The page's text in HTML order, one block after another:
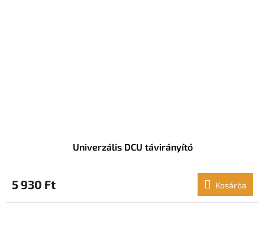
Univerzális DCU távirányító
5 930 Ft Kosárba